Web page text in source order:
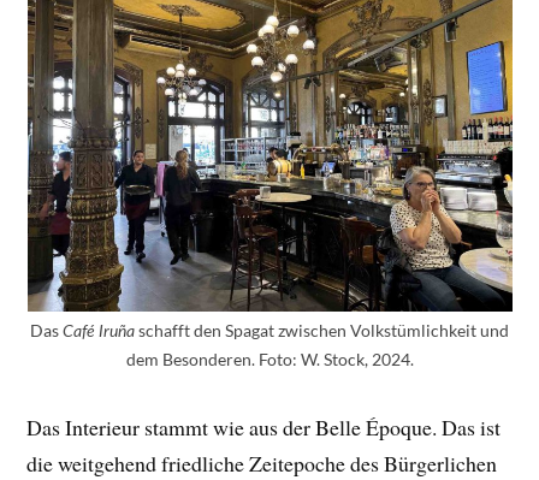
Das Café Iruña schafft den Spagat zwischen Volkstümlichkeit und
dem Besonderen. Foto: W. Stock, 2024.
Das Interieur stammt wie aus der Belle Époque. Das ist
die weitgehend friedliche Zeitepoche des Bürgerlichen